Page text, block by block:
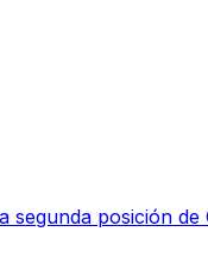
segunda posición de